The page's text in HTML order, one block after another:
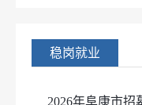
稳岗就业